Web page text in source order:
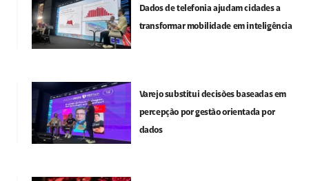
Dados de telefonia ajudam cidades a
transformar mobilidade em inteligência
Varejo substitui decisões baseadas em
percepção por gestão orientada por
dados